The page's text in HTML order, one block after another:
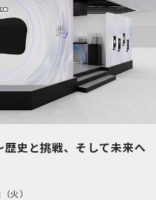
史と挑戦、そして未来へ
火）